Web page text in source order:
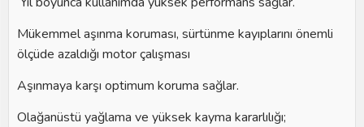
Mükemmel aşınma koruması, sürtünme kayıplarını önemli
ölçüde azaldığı motor çalışması
Aşınmaya karşı optimum koruma sağlar.
Olağanüstü yağlama ve yüksek kayma kararlılığı;